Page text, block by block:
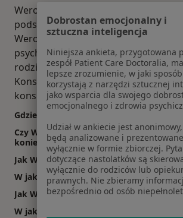
Weronika Rosak to psycholog,
podstawie swojego doświadczenia i
Weronika Rosak oferuje usługi takie
psychoterapia indywidualna,
rodziców, konsultacja
Konsultacja psychologiczna,
konsultacja online, psychoterapia
Gdzie Weronika Rosak ma swój gabinet?
Czy Weronika Rosak przyjmuje online,
konieczności pojawiania się w placówce?
Jak Weronika Rosak akceptuje płatności
W jakich językach konsultuje Weronika
Jak Weronika Rosak umawia wizyty?
W jakich godzinach przyjmuje Weronika
Dobrostan emocjonalny i
sztuczna inteligencja
Niniejsza ankieta, przygotowana
zespół Patient Care Doctoralia,
lepsze zrozumienie, w jaki
korzystają z narzędzi sztucznej
jako wsparcia dla swojego
emocjonalnego i zdrowia
Udział w ankiecie jest
będą analizowane i prezentowane
wyłącznie w formie zbiorczej.
dotyczące nastolatków są
wyłącznie do rodziców lub
prawnych. Nie zbieramy
bezpośrednio od osób